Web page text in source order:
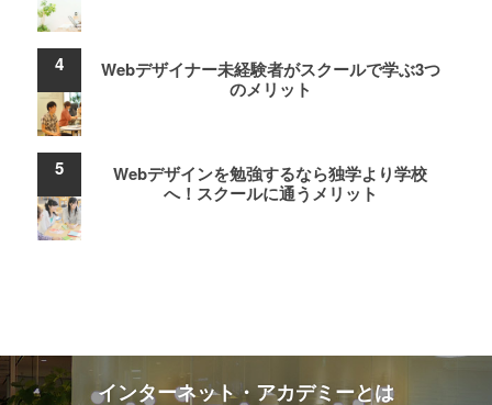
Webデザイナー未経験者がスクールで学ぶ3つ
のメリット
Webデザインを勉強するなら独学より学校
へ！スクールに通うメリット
インターネット・アカデミーとは